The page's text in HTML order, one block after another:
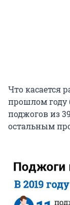
Что касается
прошлом году
поджогов из
остальным